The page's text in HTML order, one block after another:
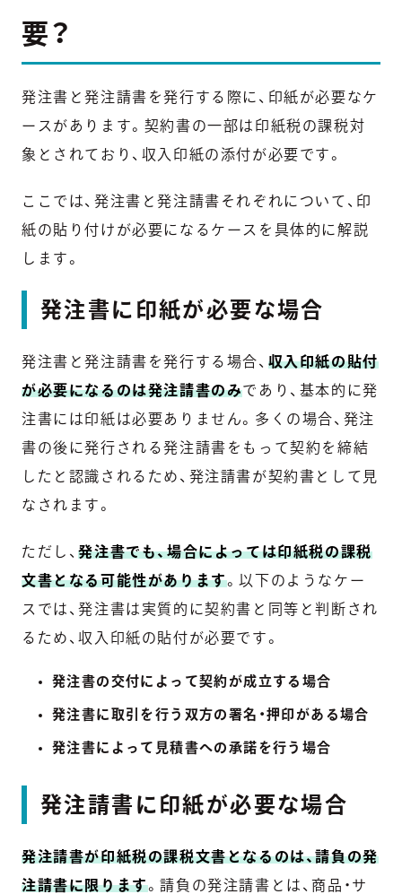
要？
発注書と発注請書を発行する際に、印紙が必要なケ
ースがあります。契約書の一部は印紙税の課税対
象とされており、収入印紙の添付が必要です。
ここでは、発注書と発注請書それぞれについて、印
紙の貼り付けが必要になるケースを具体的に解説
します。
発注書に印紙が必要な場合
発注書と発注請書を発行する場合、 収入印紙の貼付
が必要になるのは発注請書のみであり、基本的に発
注書には印紙は必要ありません。多くの場合、発注
書の後に発行される発注請書をもって契約を締結
したと認識されるため、発注請書が契約書として見
なされます。
ただし、発注書でも、場合によっては印紙税の課税
文書となる可能性があります。以下のようなケー
スでは、発注書は実質的に契約書と同等と判断され
るため、収入印紙の貼付が必要です。
発注書の交付によって契約が成立する場合
発注書に取引を行う双方の署名・押印がある場合
発注書によって見積書への承諾を行う場合
発注請書に印紙が必要な場合
発注請書が印紙税の課税文書となるのは、請負の発
注請書に限ります。請負の発注請書とは、商品・サ